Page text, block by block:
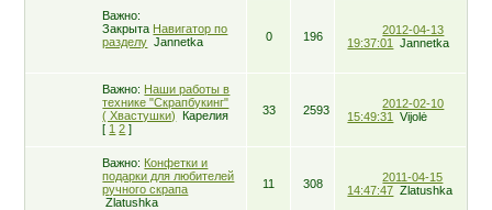
Важно:
Закрыта Навигатор по
разделу Jannetka 0 196
2012-04-13
19:37:01
Jannetka
Важно: Наши работы в
технике "Скрапбукинг"
( Хвастушки)
Карелия
[ 1 2 ]
33 2593
2012-02-10
15:49:31
Vijolė
Важно: Конфетки и
подарки для любителей
ручного скрапа
Zlatushka
11 308
2011-04-15
14:47:47 Zlatushka